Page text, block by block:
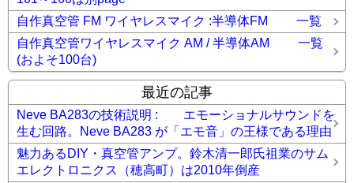
自作真空管 FM ワイヤレスマイク :半導体FM 一覧
自作真空管ワイヤレスマイク AM / 半導体AM 一覧
(およそ100台)
最近の記事
Neve BA283の技術説明 : エモーショナルサウンドを
生む回路。Neve BA283 が「エモ音」の王様である理由
魅力あるDIY・真空管アンプ。鈴木清一郎氏祖業のサム
エレクトロニクス（穂高町）は2010年倒産